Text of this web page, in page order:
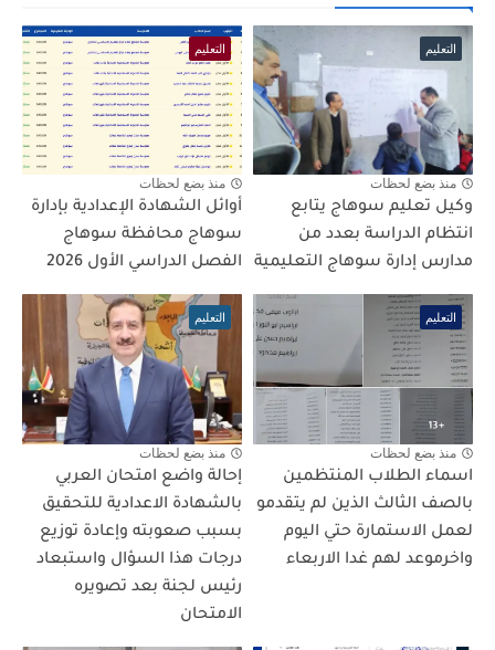
التعليم
منذ بضع لحظات
وكيل تعليم سوهاج يتابع
انتظام الدراسة بعدد من
مدارس إدارة سوهاج التعليمية
التعليم
منذ بضع لحظات
أوائل الشهادة الإعدادية بإدارة
سوهاج محافظة سوهاج
الفصل الدراسي الأول 2026
التعليم
منذ بضع لحظات
اسماء الطلاب المنتظمين
بالصف الثالث الذين لم يتقدمو
لعمل الاستمارة حتي اليوم
واخرموعد لهم غدا الاربعاء
التعليم
منذ بضع لحظات
إحالة واضع امتحان العربي
بالشهادة الاعدادية للتحقيق
بسبب صعوبته وإعادة توزيع
درجات هذا السؤال واستبعاد
رئيس لجنة بعد تصويره
الامتحان